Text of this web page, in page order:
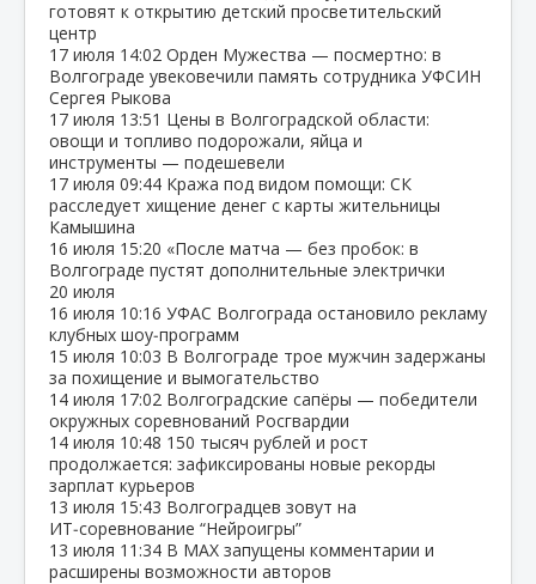
готовят к открытию детский просветительский
центр
17 июля 14:02 Орден Мужества — посмертно: в
Волгограде увековечили память сотрудника УФСИН
Сергея Рыкова
17 июля 13:51 Цены в Волгоградской области:
овощи и топливо подорожали, яйца и
инструменты — подешевели
17 июля 09:44 Кража под видом помощи: СК
расследует хищение денег с карты жительницы
Камышина
16 июля 15:20 «После матча — без пробок: в
Волгограде пустят дополнительные электрички
20 июля
16 июля 10:16 УФАС Волгограда остановило рекламу
клубных шоу‑программ
15 июля 10:03 В Волгограде трое мужчин задержаны
за похищение и вымогательство
14 июля 17:02 Волгоградские сапёры — победители
окружных соревнований Росгвардии
14 июля 10:48 150 тысяч рублей и рост
продолжается: зафиксированы новые рекорды
зарплат курьеров
13 июля 15:43 Волгоградцев зовут на
ИТ‑соревнование “Нейроигры”
13 июля 11:34 В МАХ запущены комментарии и
расширены возможности авторов